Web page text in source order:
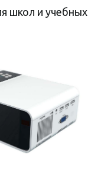
школ и учебных